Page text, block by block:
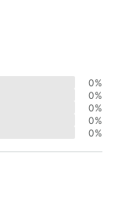
0%
0%
0%
0%
0%